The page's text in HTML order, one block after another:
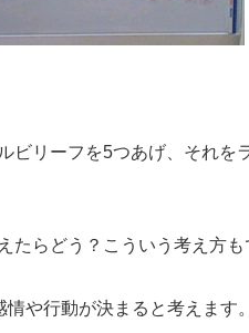
ビリーフを5つあげ、それを
らどう？こういう考え方も
や行動が決まると考えます。